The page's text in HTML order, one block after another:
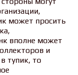
может просить
вполне может
и
тупик, то